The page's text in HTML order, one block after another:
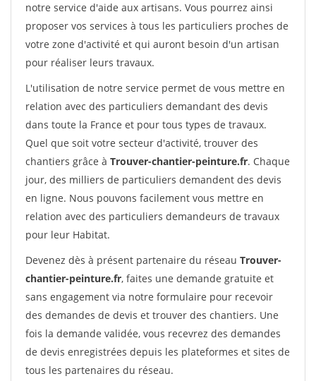
notre service d'aide aux artisans. Vous pourrez ainsi
proposer vos services à tous les particuliers proches de
votre zone d'activité et qui auront besoin d'un artisan
pour réaliser leurs travaux.
L'utilisation de notre service permet de vous mettre en
relation avec des particuliers demandant des devis
dans toute la France et pour tous types de travaux.
Quel que soit votre secteur d'activité, trouver des
chantiers grâce à Trouver-chantier-peinture.fr. Chaque
jour, des milliers de particuliers demandent des devis
en ligne. Nous pouvons facilement vous mettre en
relation avec des particuliers demandeurs de travaux
pour leur Habitat.
Devenez dès à présent partenaire du réseau Trouver-
chantier-peinture.fr, faites une demande gratuite et
sans engagement via notre formulaire pour recevoir
des demandes de devis et trouver des chantiers. Une
fois la demande validée, vous recevrez des demandes
de devis enregistrées depuis les plateformes et sites de
tous les partenaires du réseau.